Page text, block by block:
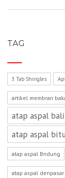
TAG
3 Tab Shingles
artikel membran
atap aspal bali
atap aspal
atap aspal Bndung
atap aspal denpasar